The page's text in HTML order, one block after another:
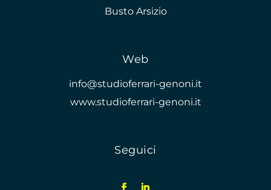
Busto Arsizio
Web
info@studioferrari-genoni.it
www.studioferrari-genoni.it
Seguici